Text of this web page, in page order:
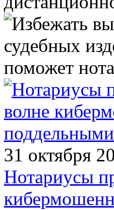
31 октября
Нотариусы